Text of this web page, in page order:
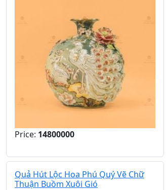
Price: 14800000
Quả Hút Lộc Hoa Phú Quý Vẽ Chữ
Thuận Buồm Xuôi Gió